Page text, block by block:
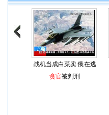
战机当成白菜卖 俄在逃
贪官被判刑